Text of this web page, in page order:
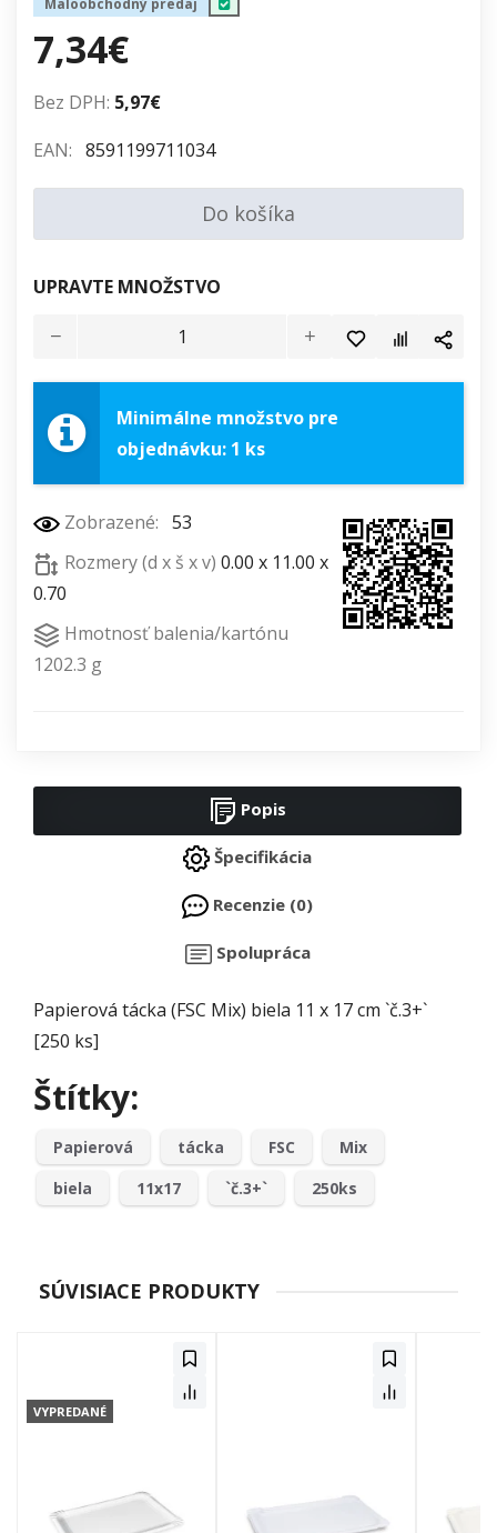
Maloobchodný predaj
7,34€
Bez DPH: 5,97€
EAN: 8591199711034
Do košíka
UPRAVTE MNOŽSTVO
Minimálne množstvo pre
objednávku: 1 ks
Zobrazené: 53
Rozmery (d x š x v) 0.00 x 11.00 x
0.70
Hmotnosť balenia/kartónu
1202.3 g
Popis
Špecifikácia
Recenzie (0)
Spolupráca
Papierová tácka (FSC Mix) biela 11 x 17 cm `č.3+`
[250 ks]
Štítky:
Papierová tácka FSC
Mix
biela
11x17 `č.3+` 250ks
SÚVISIACE PRODUKTY
VYPREDANÉ